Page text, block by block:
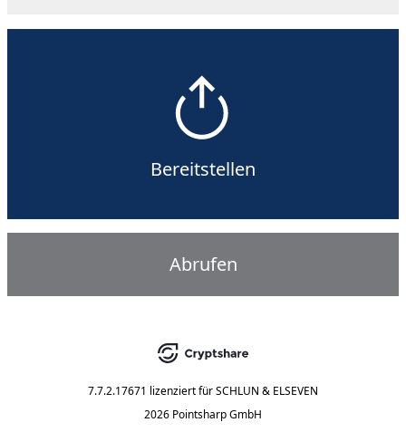
Bereitstellen
Abrufen
7.7.2.17671 lizenziert fürSCHLUN & ELSEVEN
2026 Pointsharp GmbH